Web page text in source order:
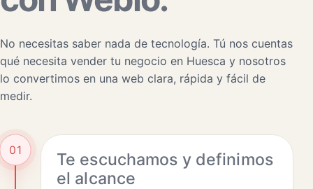
No necesitas saber nada de tecnología. Tú nos cuentas
qué necesita vender tu negocio en Huesca y nosotros
lo convertimos en una web clara, rápida y fácil de
medir.
01
Te escuchamos y definimos
el alcance